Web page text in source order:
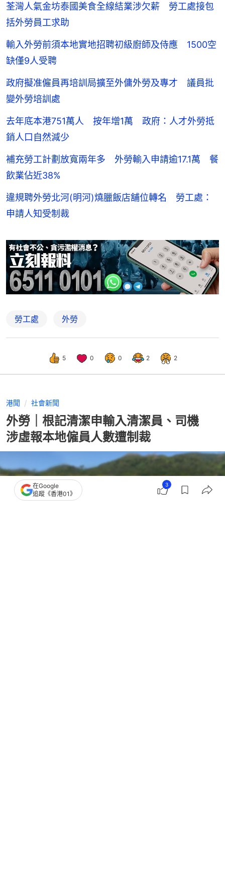
荃灣人氣金坊泰國美食全線結業涉欠薪 勞工處接包
括外勞員工求助
輸入外勞前須本地實地招聘初級廚師及侍應 1500空
缺僅9人受聘
政府擬准僱員再培訓局擴至外傭外勞及專才 議員批
變外勞培訓處
去年底本港751萬人 按年增1萬 政府：人才外勞抵
銷人口自然減少
補充勞工計劃放寬兩年多 外勞輸入申請逾17.1萬 餐
飲業佔近38%
違規聘外勞北河(明河)燒臘飯店舖位轉名 勞工處：
申請人知受制裁
勞工處 外勞
5 0 0 2 2
港聞 社會新聞
外勞｜根記清潔申輸入清潔員、司機
涉虛報本地僱員人數遭制裁
在Google
追蹤《香港01》
3